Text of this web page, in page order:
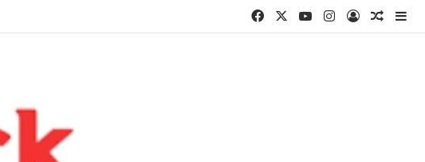
FacebookYouTubeInstagram
Log In